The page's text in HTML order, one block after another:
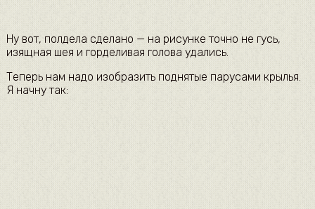
Ну вот, полдела сделано — на рисунке точно не гусь,
изящная шея и горделивая голова удались.
Теперь нам надо изобразить поднятые парусами крылья.
Я начну так: